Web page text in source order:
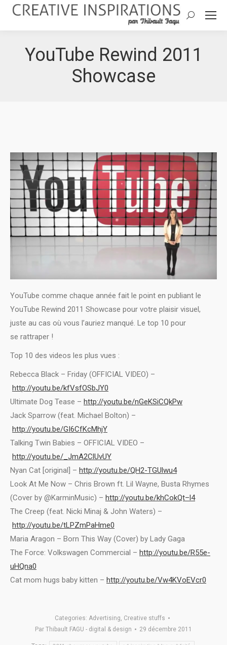
Search:
YouTube Rewind 2011
Showcase
YouTube comme chaque année fait le point en publiant le
YouTube Rewind 2011 Showcase pour votre plaisir visuel,
juste au cas où vous l’auriez manqué. Le top 10 pour
se rattraper !
Top 10 des videos les plus vues :
Rebecca Black – Friday (OFFICIAL VIDEO) –
http://youtu.be/kfVsfOSbJY0
Ultimate Dog Tease – http://youtu.be/nGeKSiCQkPw
Jack Sparrow (feat. Michael Bolton) –
http://youtu.be/GI6CfKcMhjY
Talking Twin Babies – OFFICIAL VIDEO –
http://youtu.be/_JmA2ClUvUY
Nyan Cat [original] – http://youtu.be/QH2-TGUlwu4
Look At Me Now – Chris Brown ft. Lil Wayne, Busta Rhymes
(Cover by @KarminMusic) – http://youtu.be/khCokQt–l4
The Creep (feat. Nicki Minaj & John Waters) –
http://youtu.be/tLPZmPaHme0
Maria Aragon – Born This Way (Cover) by Lady Gaga
The Force: Volkswagen Commercial – http://youtu.be/R55e-
uHQna0
Cat mom hugs baby kitten – http://youtu.be/Vw4KVoEVcr0
Categories: Advertising, Creative stuffs
Par Thibault FAGU - digital & design 29 décembre 2011